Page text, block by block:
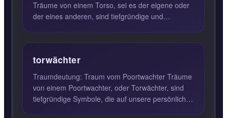
Träume von einem Torso, sei es der eigene oder
der eines anderen, sind tiefgründige und
torwächter
Traumdeutung: Traum vom Poortwachter Träume
von einem Poortwachter, oder Torwächter, sind
tiefgründige Symbole, die auf unsere persönlichen